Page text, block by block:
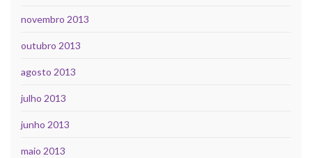
novembro 2013
outubro 2013
agosto 2013
julho 2013
junho 2013
maio 2013